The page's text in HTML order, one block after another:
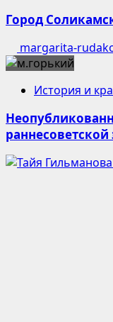
Город
margarita-
История и
раннесоветской